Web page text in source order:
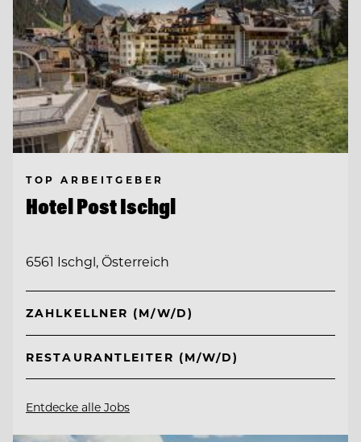
TOP ARBEITGEBER
Hotel Post Ischgl
6561 Ischgl, Österreich
ZAHLKELLNER (M/W/D)
RESTAURANTLEITER (M/W/D)
Entdecke alle Jobs